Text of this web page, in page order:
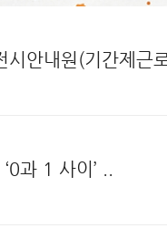
안내원(기간제근로
과 1 사이’ ..